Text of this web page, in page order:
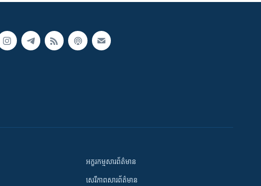
អក្ខរកម្មសារព័ត៌មាន
សេរីភាពសារព័ត៌មាន